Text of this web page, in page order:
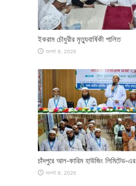
ইকরাম চৌধুরীর মৃত্যুবার্ষিকী পালিত
আগস্ট 8, 2026
চাঁদপুরে আল-কারিম হাউজিং লিমিটেড-এর
আগস্ট 8, 2026